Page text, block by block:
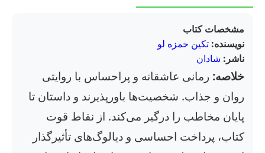
مشخصات کتاب
نویسنده: تکین حمزه لو
ناشر: شادان
خلاصه: رمانی عاشقانه و پراحساس با روایتی
روان و جذاب. شخصیت‌ها باورپذیرند و داستان تا
پایان مخاطب را درگیر می‌کند. از نقاط قوت
کتاب، پرداخت احساسی و دیالوگ‌های تأثیرگذار